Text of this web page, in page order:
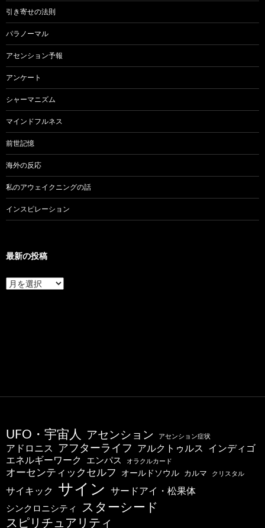
引き寄せの法則
パラノーマル
アセンション予報
アンケート
シャーマニズム
マインドフルネス
前世記憶
海外の反応
私のアウェイクニングの話
インスピレーション
最新の投稿
最
新
UFO・宇宙人 アセンション アセンション症状
アドロニス アフターライフ アルクトゥルス インディゴ
エネルギーワーク エンパス オラクルカード
オーセンティックセルフ オールドソウル カルマ クリスタル
サイキック サイン サードアイ・松果体
シンクロニシティ スターシード
スピリチュアリティ